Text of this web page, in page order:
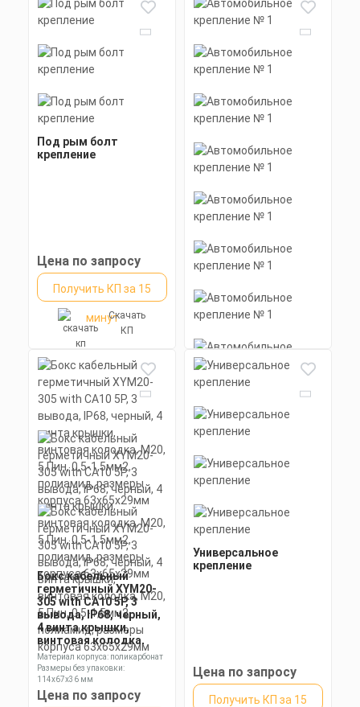
Под рым болт
крепление
Цена по запросу
Получить КП за 15
минутСкачать
КП
Автомобильное
крепление № 1
Получить КП за 15
Бокс кабельный
герметичный XYM20-
305 with CA10 5P, 3
вывода, IP68, черный,
4 винта крышки,
винтовая колодка,
М20, 5 Пин, 0,5-1,5мм2,
полиамид, размеры
корпуса 63х65х29мм
Материал корпуса: поликарбонат
Размеры без упаковки:
114х67х36 мм
Степень пылевлагозащиты: IP68
Цена по запросу
Универсальное
крепление
Цена по запросу
Получить КП за 15